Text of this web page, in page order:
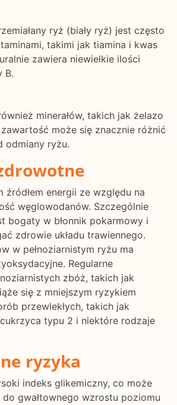
ryż (biały ryż) jest często
takimi jak tiamina i kwas
zawiera niewielkie ilości
B.
minerałów, takich jak żelazo
może się znacznie różnić
odmiany ryżu.
źródłem energii ze względu na
węglowodanów. Szczególnie
bogaty w błonnik pokarmowy i
zdrowie układu trawiennego.
w pełnoziarnistym ryżu ma
Regularne
zbóż, takich jak
się z mniejszym ryzykiem
przewlekłych, takich jak
typu 2 i niektóre rodzaje
ryzyka
indeks glikemiczny, co może
gwałtownego wzrostu poziomu